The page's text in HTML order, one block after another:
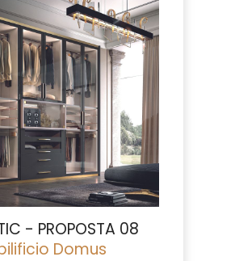
- PROPOSTA 08
Domus